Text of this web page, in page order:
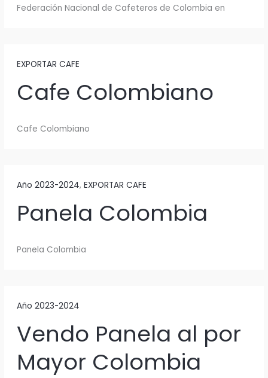
Federación Nacional de Cafeteros de Colombia en
EXPORTAR CAFE
Cafe Colombiano
Cafe Colombiano
Año 2023-2024, EXPORTAR CAFE
Panela Colombia
Panela Colombia
Año 2023-2024
Vendo Panela al por
Mayor Colombia